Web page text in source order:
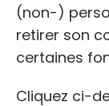
(non-)
retirer son
certaines
Cliquez ci-
Refuges
Refuges